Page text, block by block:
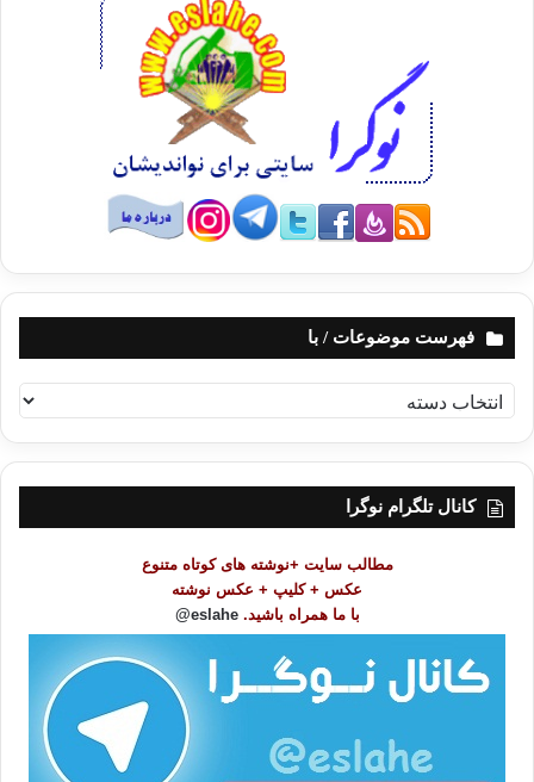
فهرست موضوعات / با
ه
ر
کانال تلگرام نوگرا
مطالب سایت +نوشته های کوتاه متنوع
عکس + کلیپ + عکس نوشته
با ما همراه باشید. eslahe@